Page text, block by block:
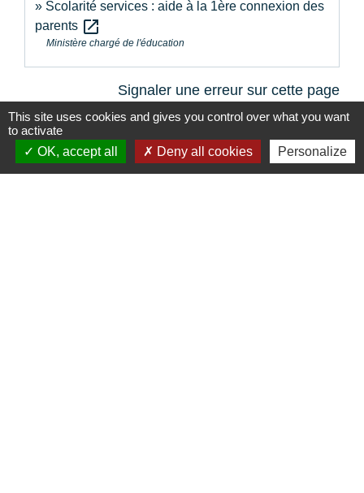
Scolarité services : aide à la 1ère connexion des
parents open_in_new
Ministère chargé de l'éducation
Signaler une erreur sur cette page
This site uses cookies and gives you control over what you want
to activate
OK, accept all
Deny all cookies Personalize